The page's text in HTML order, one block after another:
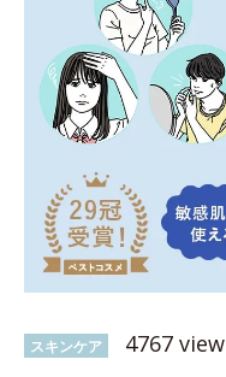
スキンケア 4767 view